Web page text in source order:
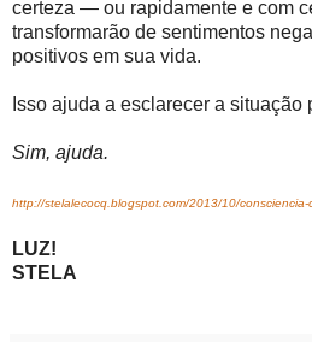
certeza — ou rapidamente e com
transformarão de sentimentos
positivos em sua vida.
Isso ajuda a esclarecer a situação
Sim, ajuda.
http://stelalecocq.blogspot.com/2013/10/consciencia-
LUZ!
STELA